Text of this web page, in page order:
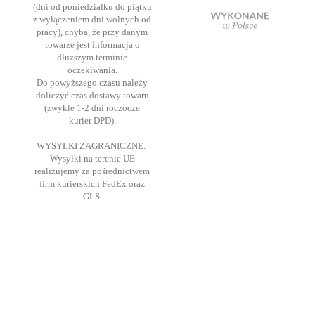
(dni od poniedziałku do piątku
z wyłączeniem dni wolnych od
pracy), chyba, że przy danym
towarze jest informacja o
dłuższym terminie
oczekiwania.
Do powyższego czasu należy
doliczyć czas dostawy towaru
(zwykle 1-2 dni roczocze
kurier DPD).
WYSYŁKI ZAGRANICZNE:
Wysyłki na terenie UE
realizujemy za pośrednictwem
firm kurierskich FedEx oraz
GLS.